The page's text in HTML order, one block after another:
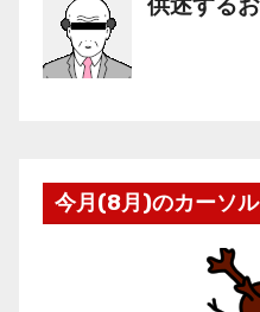
今月(8月)のカーソル